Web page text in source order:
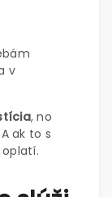
v
, no
ak to s